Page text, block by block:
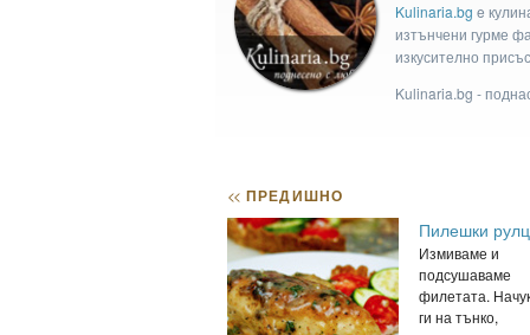
Kulinaria.bg e
изтънчени гурме
изкусително
Kulinaria.bg -
<< ПРЕДИШНО
Пилешки
Измиваме и
подсушаваме
филетата.
ги на тънко,